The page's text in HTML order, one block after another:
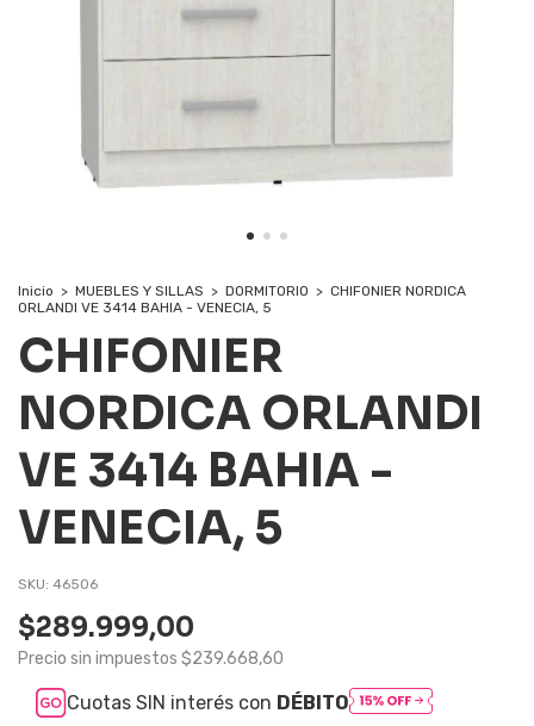
Inicio > MUEBLES Y SILLAS > DORMITORIO > CHIFONIER NORDICA
ORLANDI VE 3414 BAHIA - VENECIA, 5
CHIFONIER
NORDICA ORLANDI
VE 3414 BAHIA -
VENECIA, 5
SKU: 46506
$289.999,00
Precio sin impuestos $239.668,60
Cuotas SIN interés con DÉBITO